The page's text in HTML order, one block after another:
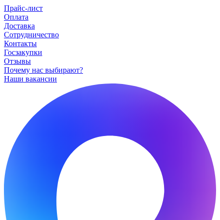
Прайс-лист
Оплата
Доставка
Сотрудничество
Контакты
Госзакупки
Отзывы
Почему нас выбирают?
Наши вакансии